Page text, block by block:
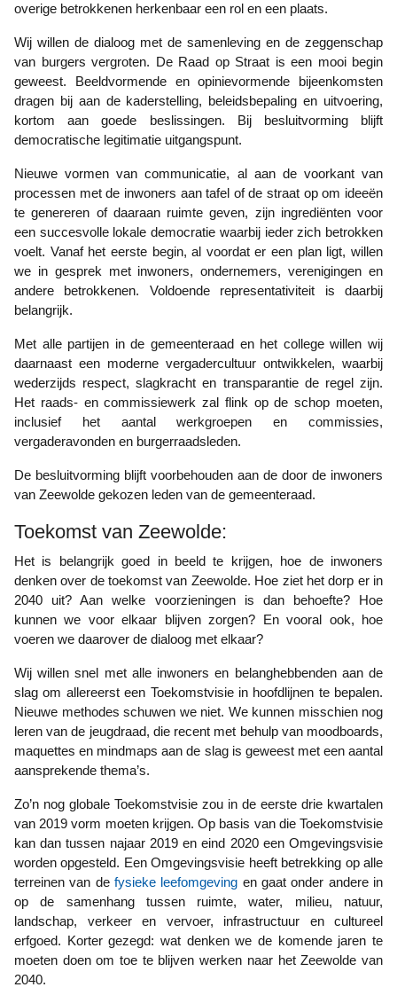
overige betrokkenen herkenbaar een rol en een plaats.
Wij willen de dialoog met de samenleving en de zeggenschap
van burgers vergroten. De Raad op Straat is een mooi begin
geweest. Beeldvormende en opinievormende bijeenkomsten
dragen bij aan de kaderstelling, beleidsbepaling en uitvoering,
kortom aan goede beslissingen. Bij besluitvorming blijft
democratische legitimatie uitgangspunt.
Nieuwe vormen van communicatie, al aan de voorkant van
processen met de inwoners aan tafel of de straat op om ideeën
te genereren of daaraan ruimte geven, zijn ingrediënten voor
een succesvolle lokale democratie waarbij ieder zich betrokken
voelt. Vanaf het eerste begin, al voordat er een plan ligt, willen
we in gesprek met inwoners, ondernemers, verenigingen en
andere betrokkenen. Voldoende representativiteit is daarbij
belangrijk.
Met alle partijen in de gemeenteraad en het college willen wij
daarnaast een moderne vergadercultuur ontwikkelen, waarbij
wederzijds respect, slagkracht en transparantie de regel zijn.
Het raads- en commissiewerk zal flink op de schop moeten,
inclusief het aantal werkgroepen en commissies,
vergaderavonden en burgerraadsleden.
De besluitvorming blijft voorbehouden aan de door de inwoners
van Zeewolde gekozen leden van de gemeenteraad.
Toekomst van Zeewolde:
Het is belangrijk goed in beeld te krijgen, hoe de inwoners
denken over de toekomst van Zeewolde. Hoe ziet het dorp er in
2040 uit? Aan welke voorzieningen is dan behoefte? Hoe
kunnen we voor elkaar blijven zorgen? En vooral ook, hoe
voeren we daarover de dialoog met elkaar?
Wij willen snel met alle inwoners en belanghebbenden aan de
slag om allereerst een Toekomstvisie in hoofdlijnen te bepalen.
Nieuwe methodes schuwen we niet. We kunnen misschien nog
leren van de jeugdraad, die recent met behulp van moodboards,
maquettes en mindmaps aan de slag is geweest met een aantal
aansprekende thema’s.
Zo’n nog globale Toekomstvisie zou in de eerste drie kwartalen
van 2019 vorm moeten krijgen. Op basis van die Toekomstvisie
kan dan tussen najaar 2019 en eind 2020 een Omgevingsvisie
worden opgesteld. Een Omgevingsvisie heeft betrekking op alle
terreinen van de fysieke leefomgeving en gaat onder andere in
op de samenhang tussen ruimte, water, milieu, natuur,
landschap, verkeer en vervoer, infrastructuur en cultureel
erfgoed. Korter gezegd: wat denken we de komende jaren te
moeten doen om toe te blijven werken naar het Zeewolde van
2040.